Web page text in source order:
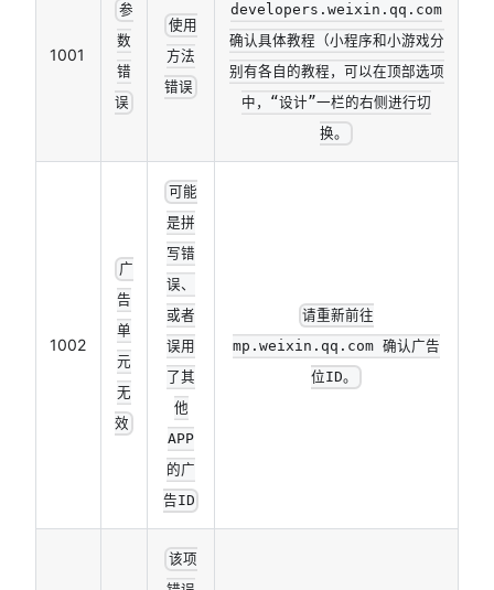
1001
参
数
错
误
使用
方法
错误
developers.weixin.qq.com
确认具体教程（小程序和小游戏分
别有各自的教程，可以在顶部选项
中，“设计”一栏的右侧进行切
换。
1002
广
告
单
元
无
效
可能
是拼
写错
误、
或者
误用
了其
他
APP
的广
告ID
请重新前往
mp.weixin.qq.com 确认广告
位ID。
该项